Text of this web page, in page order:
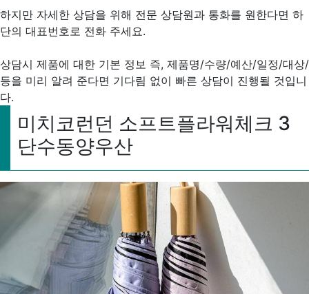
하지만 자세한 상담을 위해 전문 상담원과 통화를 원한다면 하
단의 대표번호로 전화 주세요.
상담시 제품에 대한 기본 정보 즉, 제품명/수량/예산/일정/대상/
등을 미리 알려 준다면 기다림 없이 빠른 상담이 진행될 것입니
다.
미치코런던 소프트플라워체크 3
단수동양우산